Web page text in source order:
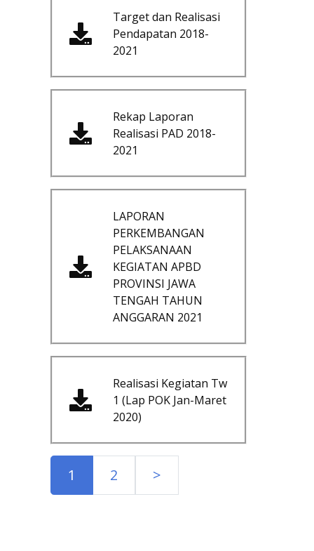
Target dan Realisasi
Pendapatan 2018-
2021
Rekap Laporan
Realisasi PAD 2018-
2021
LAPORAN
PERKEMBANGAN
PELAKSANAAN
KEGIATAN APBD
PROVINSI JAWA
TENGAH TAHUN
ANGGARAN 2021
Realisasi Kegiatan Tw
1 (Lap POK Jan-Maret
2020)
1 2 >